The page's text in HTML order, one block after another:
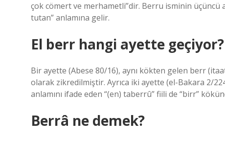
çok cömert ve merhametli”dir. Berru isminin üçüncü
tutan” anlamına gelir.
El berr hangi ayette geçiyor?
Bir ayette (Abese 80/16), aynı kökten gelen berr
olarak zikredilmiştir. Ayrıca iki ayette (el-Bakara 2/
anlamını ifade eden “(en) taberrû” fiili de “birr”
Berrâ ne demek?